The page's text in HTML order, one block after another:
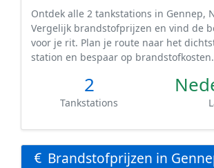
Ontdek alle 2 tankstations in Gennep,
Vergelijk brandstofprijzen en vind de
voor je rit. Plan je route naar het
station en bespaar op brandstofkosten.
2
Tankstations
Brandstofprijzen in